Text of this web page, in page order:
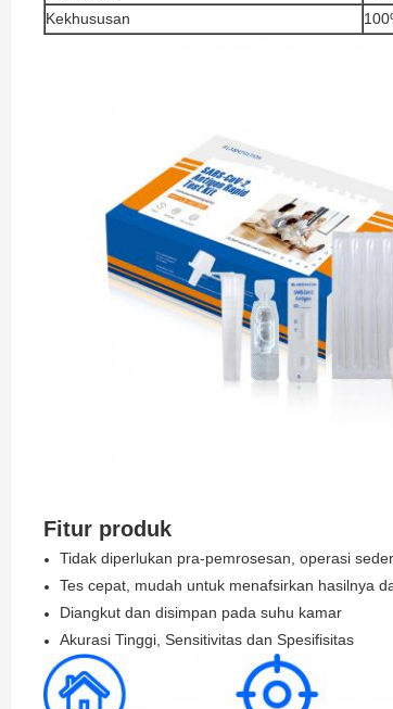
Kekhususan
Fitur produk
Tidak diperlukan pra-pemrosesan, operasi
Tes cepat, mudah untuk menafsirkan hasilnya
Diangkut dan disimpan pada suhu kamar
Akurasi Tinggi, Sensitivitas dan Spesifisitas